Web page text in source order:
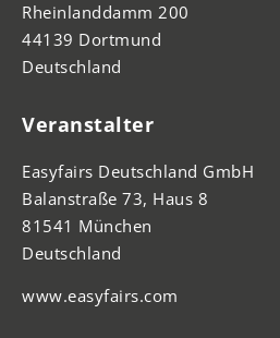
Rheinlanddamm 200
44139 Dortmund
Deutschland
Veranstalter
Easyfairs Deutschland GmbH
Balanstraße 73, Haus 8
81541 München
Deutschland
www.easyfairs.com